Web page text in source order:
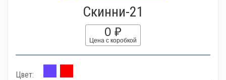
Скинни-21
0 ₽
Цена с коробкой
Цвет: